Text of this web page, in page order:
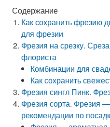
Содержание
Как сохранить фрезию
для фрезии
Фрезия на срезку.
флориста
Комбинации для
Как сохранить
Фрезия сингл Пинк.
Фрезия сорта. Фрезия
рекомендации по